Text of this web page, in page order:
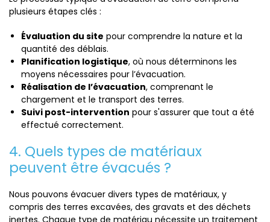
plusieurs étapes clés :
Évaluation du site pour comprendre la nature et la
quantité des déblais.
Planification logistique, où nous déterminons les
moyens nécessaires pour l’évacuation.
Réalisation de l’évacuation, comprenant le
chargement et le transport des terres.
Suivi post-intervention pour s'assurer que tout a été
effectué correctement.
4. Quels types de matériaux
peuvent être évacués ?
Nous pouvons évacuer divers types de matériaux, y
compris des terres excavées, des gravats et des déchets
inertes. Chaque type de matériau nécessite un traitement